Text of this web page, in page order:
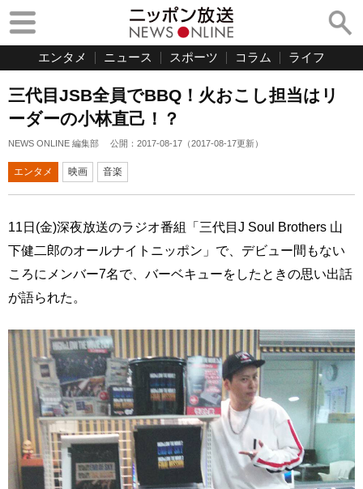
エンタメ ニュース スポーツ コラム ライフ
三代目JSB全員でBBQ！火おこし担当はリ
ーダーの小林直己！？
NEWS ONLINE 編集部 公開： 2017-08-17 （2017-08-17更新）
エンタメ 映画 音楽
11日(金)深夜放送のラジオ番組「三代目J Soul Brothers 山
下健二郎のオールナイトニッポン」で、デビュー間もない
ころにメンバー7名で、バーベキューをしたときの思い出話
が語られた。